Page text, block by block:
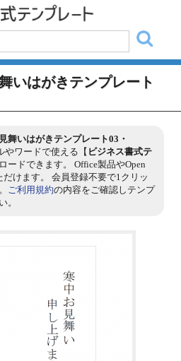
いはがきテンプレート
舞いはがきテンプレート03・
やワードで使える【 ビジネス書式テ
ードできます。 Office製品やOpen
けます。 会員登録不要で1クリッ
ご利用規約の内容をご確認しテンプ
。